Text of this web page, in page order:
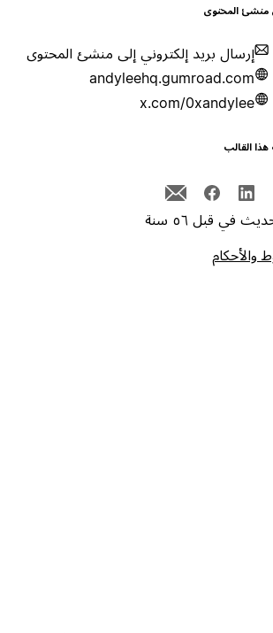
منشئ المحتوى
إرسال بريد إلكتروني إلى منشئ المحتوى
andyleehq.gumroad.com
x.com/0xandylee
القالب
في قبل ٥٦ سنة
والأحكام